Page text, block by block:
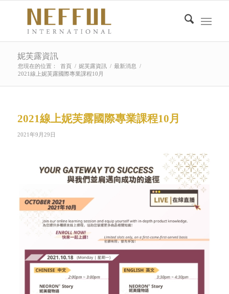
妮芙露資訊
您現在的位置： 首頁 / 妮芙露資訊 / 最新消息
/
2021線上妮芙露國際專業課程10月
2021線上妮芙露國際專業課程10月
2021年9月29日